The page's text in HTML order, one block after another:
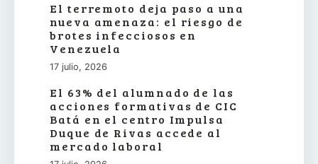
El terremoto deja paso a una
nueva amenaza: el riesgo de
brotes infecciosos en
Venezuela
17 julio, 2026
El 63% del alumnado de las
acciones formativas de CIC
Batá en el centro Impulsa
Duque de Rivas accede al
mercado laboral